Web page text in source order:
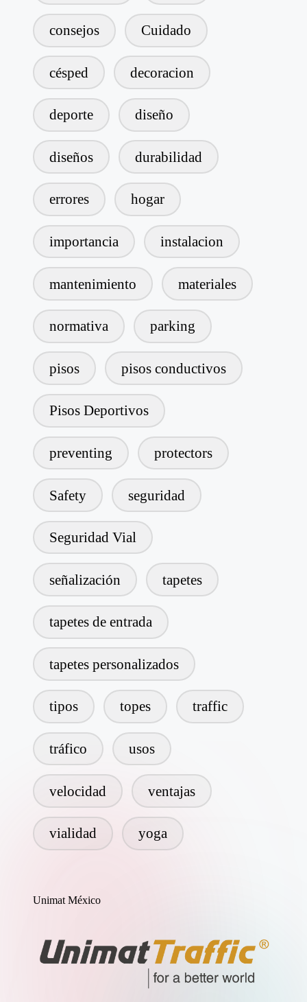
consejos Cuidado
césped decoracion
deporte diseño
diseños durabilidad
errores hogar
importancia instalacion
mantenimiento materiales
normativa parking
pisos pisos conductivos
Pisos Deportivos
preventing protectors
Safety seguridad
Seguridad Vial
señalización tapetes
tapetes de entrada
tapetes personalizados
tipos topes traffic
tráfico usos
velocidad ventajas
vialidad yoga
Unimat México